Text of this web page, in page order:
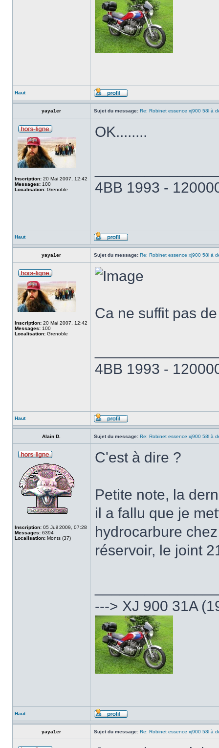
Haut
yaya1er Sujet du message: Re: Robinet essence xj900 58l à
Inscription: 20 Mai 2007, 12:42
Messages: 100
Localisation: Grenoble
OK........
4BB 1993 -
Haut
yaya1er Sujet du message: Re: Robinet essence xj900 58l à
Inscription: 20 Mai 2007, 12:42
Messages: 100
Localisation: Grenoble
Ca ne suffit pas
4BB 1993 -
Haut
Alain D. Sujet du message: Re: Robinet essence xj900 58l à
Inscription: 05 Juil 2009, 07:28
Messages: 6394
Localisation: Monts (37)
C'est à dire ?
Petite note, la
il a fallu que je
hydrocarbure
réservoir, le joint
---> XJ 900 31A
Haut
yaya1er Sujet du message: Re: Robinet essence xj900 58l à